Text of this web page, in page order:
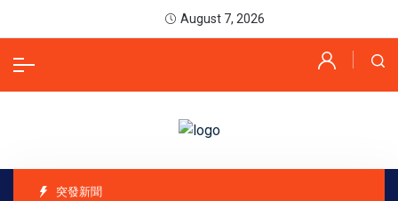
August 7, 2026
突發新聞